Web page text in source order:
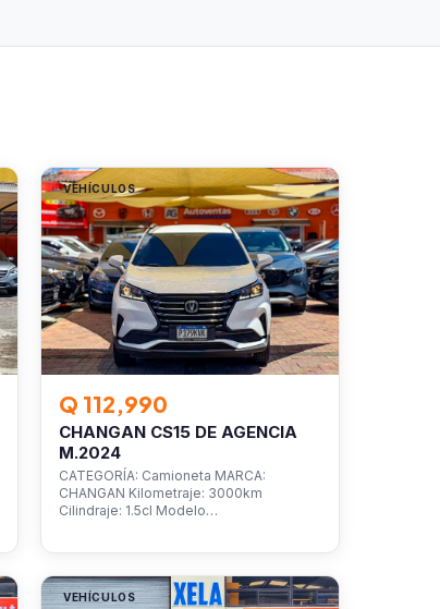
VEHÍCULOS
Q 112,990
CHANGAN CS15 DE AGENCIA
M.2024
CATEGORÍA: Camioneta MARCA:
CHANGAN Kilometraje: 3000km
Cilindraje: 1.5cl Modelo…
VEHÍCULOS